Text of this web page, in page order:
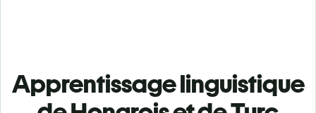
Apprentissage linguistique